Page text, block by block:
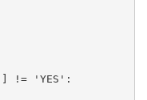
!= 'YES':